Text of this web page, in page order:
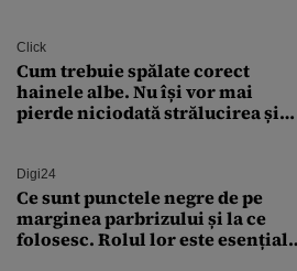
Click
Cum trebuie spălate corect
hainele albe. Nu își vor mai
pierde niciodată strălucirea și
Digi24
Ce sunt punctele negre de pe
marginea parbrizului și la ce
folosesc. Rolul lor este esențial